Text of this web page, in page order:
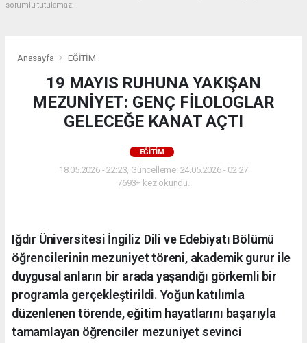
sorumlu tutulamaz.
Anasayfa EĞİTİM
19 MAYIS RUHUNA YAKIŞAN
MEZUNİYET: GENÇ FİLOLOGLAR
GELECEĞE KANAT AÇTI
EĞİTİM
18.05.2026 - 22:23, Güncelleme: 24.05.2026 - 02:27
7693+ kez okundu.
Iğdır Üniversitesi İngiliz Dili ve Edebiyatı Bölümü
öğrencilerinin mezuniyet töreni, akademik gurur ile
duygusal anların bir arada yaşandığı görkemli bir
programla gerçekleştirildi. Yoğun katılımla
düzenlenen törende, eğitim hayatlarını başarıyla
tamamlayan öğrenciler mezuniyet sevinci